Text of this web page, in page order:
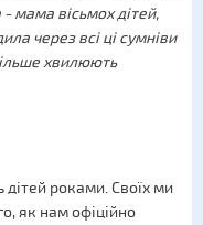
- мама вісьмох дітей,
через всі ці сумніви
хвилюють
роками. Своїх ми
як нам офіційно